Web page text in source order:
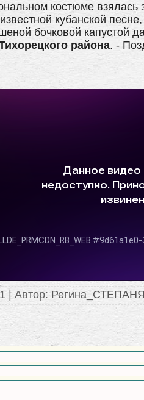
костюме взялась
кубанской
бочковой капустой
района. -
| Автор: